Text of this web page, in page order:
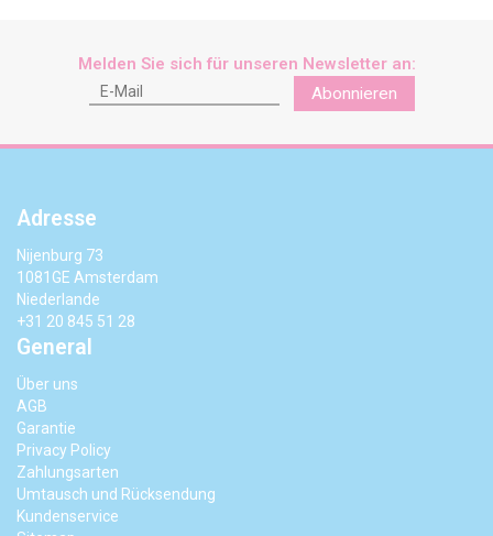
Melden Sie sich für unseren Newsletter an:
Abonnieren
Adresse
Nijenburg 73
1081GE Amsterdam
Niederlande
+31 20 845 51 28
General
Über uns
AGB
Garantie
Privacy Policy
Zahlungsarten
Umtausch und Rücksendung
Kundenservice